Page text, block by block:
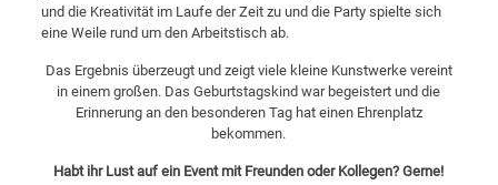
und die Kreativität im Laufe der Zeit zu und die Party spielte sich
eine Weile rund um den Arbeitstisch ab.
Das Ergebnis überzeugt und zeigt viele kleine Kunstwerke vereint
in einem großen. Das Geburtstagskind war begeistert und die
Erinnerung an den besonderen Tag hat einen Ehrenplatz
bekommen.
Habt ihr Lust auf ein Event mit Freunden oder Kollegen? Gerne!